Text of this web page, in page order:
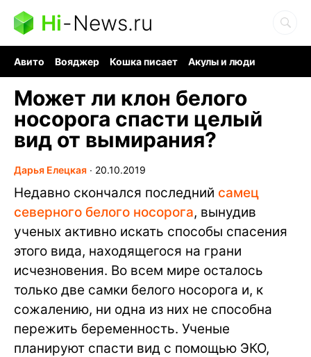
Hi-News.ru
Авито Вояджер Кошка писает
Акулы и люди
Может ли клон белого
носорога спасти целый
вид от вымирания?
Дарья Елецкая ∙ 20.10.2019
Недавно скончался последний самец
северного белого носорога, вынудив
ученых активно искать способы спасения
этого вида, находящегося на грани
исчезновения. Во всем мире осталось
только две самки белого носорога и, к
сожалению, ни одна из них не способна
пережить беременность. Ученые
планируют спасти вид с помощью ЭКО,